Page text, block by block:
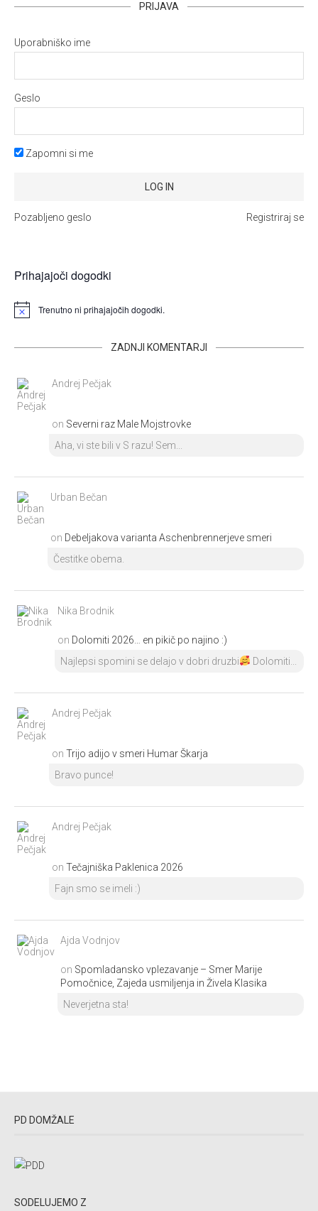
PRIJAVA
Uporabniško ime
Geslo
Zapomni si me
Registriraj se
Pozabljeno geslo
Prihajajoči dogodki
Trenutno ni prihajajočih dogodki.
ZADNJI KOMENTARJI
Andrej Pečjak
on Severni raz Male Mojstrovke
Aha, vi ste bili v S razu! Sem...
Urban Bečan
on Debeljakova varianta Aschenbrennerjeve smeri
Čestitke obema.
Nika Brodnik
on Dolomiti 2026… en pikič po najino :)
Najlepsi spomini se delajo v dobri druzbi
Dolomiti...
Andrej Pečjak
on Trijo adijo v smeri Humar Škarja
Bravo punce!
Andrej Pečjak
on Tečajniška Paklenica 2026
Fajn smo se imeli :)
Ajda Vodnjov
on Spomladansko vplezavanje – Smer Marije
Pomočnice, Zajeda usmiljenja in Živela Klasika
Neverjetna sta!
PD DOMŽALE
SODELUJEMO Z